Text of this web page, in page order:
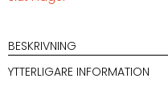
BESKRIVNING
YTTERLIGARE INFORMATION